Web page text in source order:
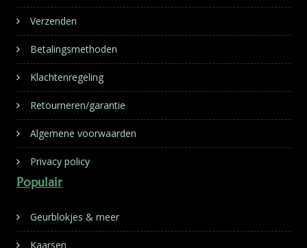
Verzenden
Betalingsmethoden
Klachtenregeling
Retourneren/garantie
Algemene voorwaarden
Privacy policy
Populair
Geurblokjes & meer
Kaarsen